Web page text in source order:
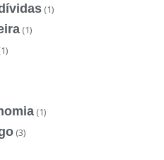
(1)
(1)
(1)
(3)